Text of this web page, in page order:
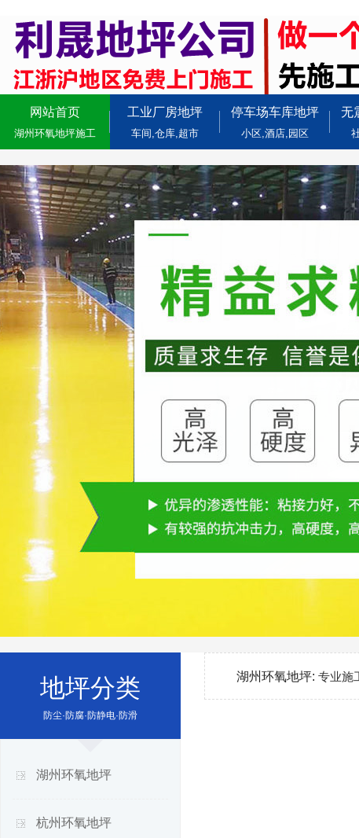
网站首页
湖州环氧地坪施工
工业厂房地坪
车间,仓库,超市
停车场车库地坪
小区,酒店,园区
无
地坪分类
防尘·防腐·防静电·防滑
湖州环氧地坪
杭州环氧地坪
湖州环氧地坪: 专业施